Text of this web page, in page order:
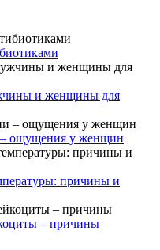
и женщины для
– ощущения у женщин
причины и
– причины